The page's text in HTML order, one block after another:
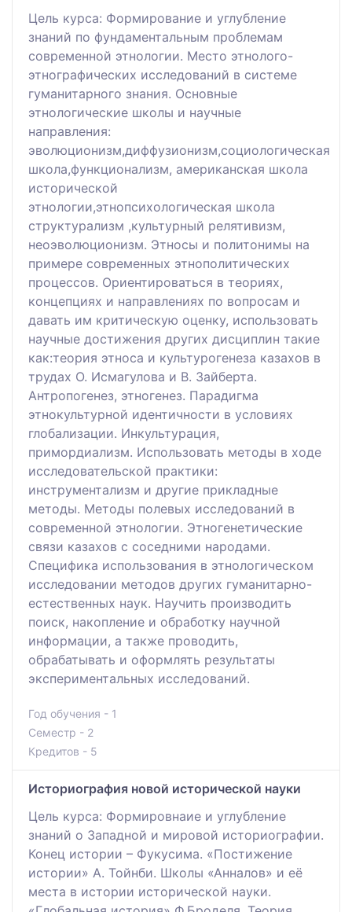
Цель курса: Формирование и углубление
знаний по фундаментальным проблемам
современной этнологии. Место этнолого-
этнографических исследований в системе
гуманитарного знания. Основные
этнологические школы и научные
направления:
эволюционизм,диффузионизм,социологическая
школа,функционализм, американская школа
исторической
этнологии,этнопсихологическая школа
структурализм ,культурный релятивизм,
неоэволюционизм. Этносы и политонимы на
примере современных этнополитических
процессов. Ориентироваться в теориях,
концепциях и направлениях по вопросам и
давать им критическую оценку, использовать
научные достижения других дисциплин такие
как:теория этноса и культурогенеза казахов в
трудах О. Исмагулова и В. Зайберта.
Антропогенез, этногенез. Парадигма
этнокультурной идентичности в условиях
глобализации. Инкультурация,
примордиализм. Использовать методы в ходе
исследовательской практики:
инструментализм и другие прикладные
методы. Методы полевых исследований в
современной этнологии. Этногенетические
связи казахов с соседними народами.
Специфика использования в этнологическом
исследовании методов других гуманитарно-
естественных наук. Научить производить
поиск, накопление и обработку научной
информации, а также проводить,
обрабатывать и оформлять результаты
экспериментальных исследований.
Год обучения - 1
Семестр - 2
Кредитов - 5
Историография новой исторической науки
Цель курса: Формировнаие и углубление
знаний о Западной и мировой историографии.
Конец истории – Фукусима. «Постижение
истории» А. Тойнби. Школы «Анналов» и её
места в истории исторической науки.